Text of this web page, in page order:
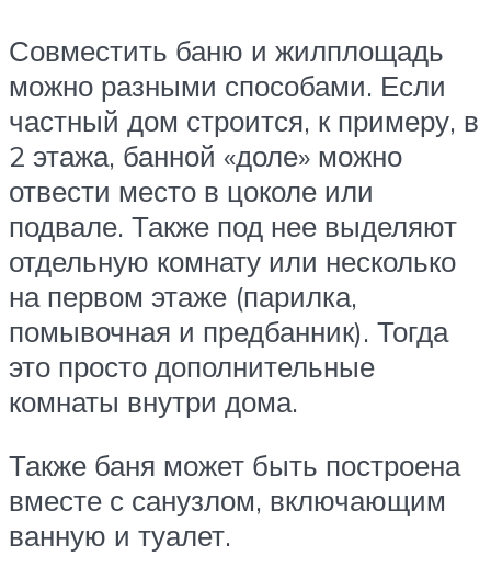
Совместить баню и жилплощадь
можно разными способами. Если
частный дом строится, к примеру, в
2 этажа, банной «доле» можно
отвести место в цоколе или
подвале. Также под нее выделяют
отдельную комнату или несколько
на первом этаже (парилка,
помывочная и предбанник). Тогда
это просто дополнительные
комнаты внутри дома.
Также баня может быть построена
вместе с санузлом, включающим
ванную и туалет.